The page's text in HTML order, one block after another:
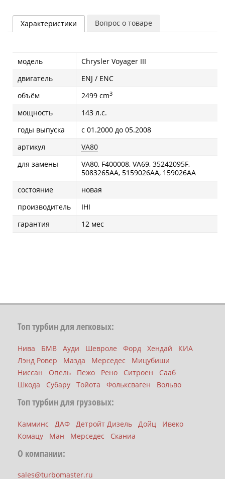
Характеристики Вопрос о товаре
модель
Chrysler Voyager III
двигатель
ENJ / ENC
объём
2499 cm3
мощность
143 л.с.
годы выпуска
с 01.2000 до 05.2008
артикул
VA80
для замены
VA80, F400008, VA69, 35242095F,
5083265AA, 5159026AA, 159026AA
состояние
новая
производитель
IHI
гарантия
12 мес
Топ турбин для легковых:
Нива БМВ Ауди Шевроле Форд Хендай
КИА
Лэнд Ровер
Мазда Мерседес
Мицубиши
Ниссан
Опель Пежо Рено Ситроен
Сааб
Шкода
Субару Тойота Фольксваген Вольво
Топ турбин для грузовых:
Камминс ДАФ Детройт Дизель Дойц
Ивеко
Комацу
Ман Мерседес Сканиа
О компании:
sales@turbomaster.ru